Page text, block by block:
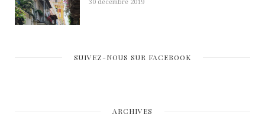
30 décembre 2019
SUIVEZ-NOUS SUR FACEBOOK
ARCHIVES